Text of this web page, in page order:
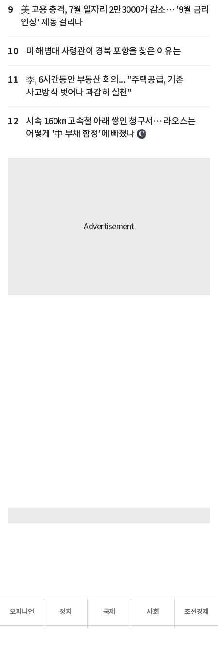
9
美 고용 충격, 7월 일자리 2만3000개 감소… '9월 금리
인상' 제동 걸리나
10 미 해병대 사령관이 경북 포항을 찾은 이유는
11
李, 6시간동안 부동산 회의... "주택공급, 기존
사고방식 벗어나 과감히 실천"
12
시속 160㎞ 고속철 아래 쌓인 청구서… 라오스는
어떻게 '中 부채 함정'에 빠졌나
오피니언 정치 국제 사회 조선경제